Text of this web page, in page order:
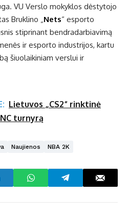
VU Verslo mokyklos dėstytojo
Bruklino „Nets“ esporto
stiprinant bendradarbiavimą
ir esporto industrijos, kartu
šiuolaikiniam verslui ir
Lietuvos „CS2“ rinktinė
turnyrą
Naujienos NBA 2K